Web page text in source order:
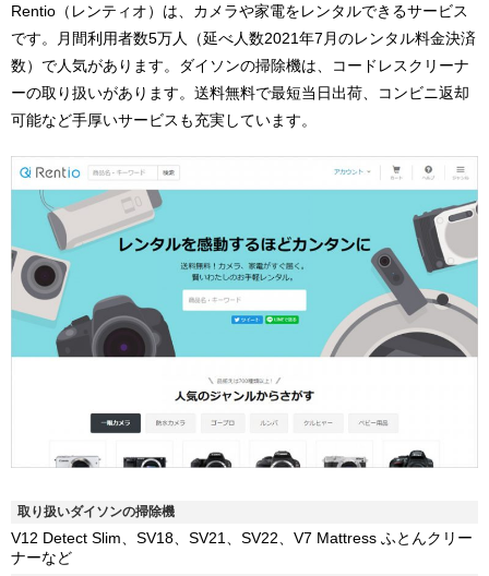
Rentio（レンティオ）は、カメラや家電をレンタルできるサービス
です。月間利用者数5万人（延べ人数2021年7月のレンタル料金決済
数）で人気があります。ダイソンの掃除機は、コードレスクリーナ
ーの取り扱いがあります。送料無料で最短当日出荷、コンビニ返却
可能など手厚いサービスも充実しています。
取り扱いダイソンの掃除機
V12 Detect Slim、SV18、SV21、SV22、V7 Mattress ふとんクリー
ナーなど